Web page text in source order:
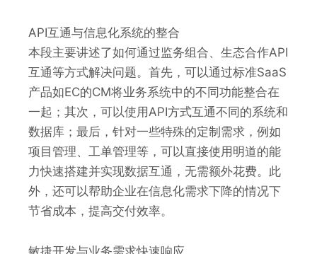
API互通与信息化系统的整合
本段主要讲述了如何通过监务组合、生态合作API
互通等方式解决问题。首先，可以通过标准SaaS
产品如EC的CM将业务系统中的不同功能整合在
一起；其次，可以使用API方式互通不同的系统和
数据库；最后，针对一些特殊的定制需求，例如
项目管理、工单管理等，可以直接使用明道的能
力快速搭建并实现数据互通，无需额外花费。此
外，还可以帮助企业在信息化需求下降的情况下
节省成本，提高交付效率。